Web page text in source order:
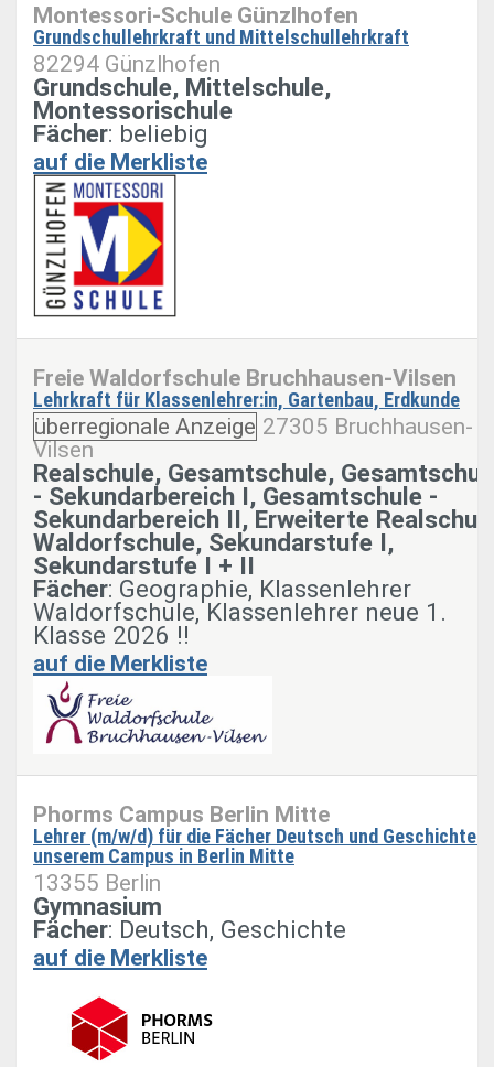
Montessori-Schule Günzlhofen
Grundschullehrkraft und Mittelschullehrkraft
82294 Günzlhofen
Grundschule, Mittelschule,
Montessorischule
Fächer: beliebig
auf die Merkliste
Freie Waldorfschule Bruchhausen-Vilsen
Lehrkraft für Klassenlehrer:in, Gartenbau, Erdkunde
überregionale Anzeige 27305 Bruchhausen-
Vilsen
Realschule, Gesamtschule,
- Sekundarbereich I, Gesamtschule -
Sekundarbereich II, Erweiterte
Waldorfschule, Sekundarstufe I,
Sekundarstufe I + II
Fächer: Geographie, Klassenlehrer
Waldorfschule, Klassenlehrer neue 1.
Klasse 2026 !!
auf die Merkliste
Phorms Campus Berlin Mitte
Lehrer (m/w/d) für die Fächer Deutsch und Geschichte
unserem Campus in Berlin Mitte
13355 Berlin
Gymnasium
Fächer: Deutsch, Geschichte
auf die Merkliste